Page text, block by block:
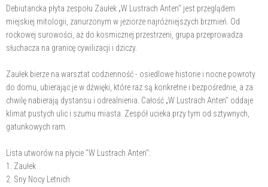
Debiutancka płyta zespołu Zaułek „W Lustrach Anten" jest przeglądem
miejskiej mitologii, zanurzonym w jeziorze najróżniejszych brzmień. Od
rockowej surowości, aż do kosmicznej przestrzeni, grupa przeprowadza
słuchacza na granicę cywilizacji i dziczy.
Zaułek bierze na warsztat codzienność - osiedlowe historie i nocne powroty
do domu, ubierając je w dźwięki, które raz są konkretne i bezpośrednie, a za
chwilę nabierają dystansu i odrealnienia. Całość „W Lustrach Anten" oddaje
klimat pustych ulic i szumu miasta. Zespół ucieka przy tym od sztywnych,
gatunkowych ram.
Lista utworów na płycie "W Lustrach Anten":
1. Zaułek
2. Sny Nocy Letnich